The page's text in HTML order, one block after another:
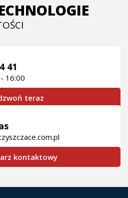
41
16:00
teraz
kontaktowy